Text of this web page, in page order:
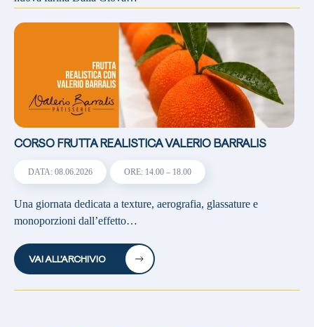
CORSO FRUTTA REALISTICA VALERIO BARRALIS
DATA: 08.06.2026 ORE: 14.00 – 18.00
Una giornata dedicata a texture, aerografia, glassature e
monoporzioni dall’effetto…
VAI ALL’ARCHIVIO